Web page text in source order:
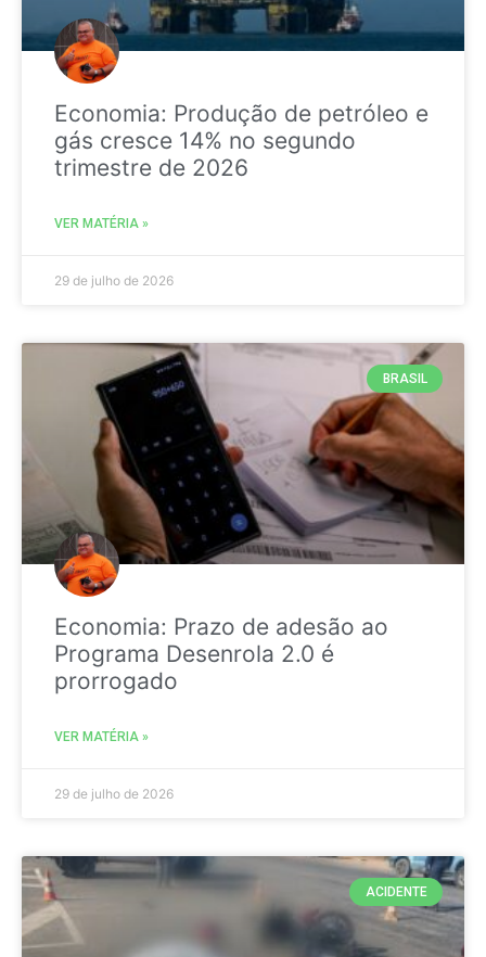
Economia: Produção de petróleo e
gás cresce 14% no segundo
trimestre de 2026
VER MATÉRIA »
29 de julho de 2026
BRASIL
Economia: Prazo de adesão ao
Programa Desenrola 2.0 é
prorrogado
VER MATÉRIA »
29 de julho de 2026
ACIDENTE